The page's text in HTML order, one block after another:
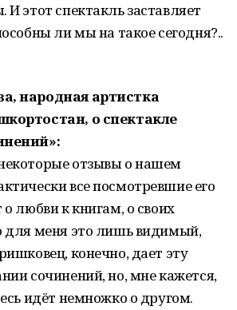
этот спектакль заставляет
ли мы на такое сегодня?..
народная артистка
о спектакле
отзывы о нашем
все посмотревшие его
о любви к книгам, о своих
для меня это лишь видимый,
конечно, дает эту
сочинений, но, мне кажется,
идёт немножко о другом.